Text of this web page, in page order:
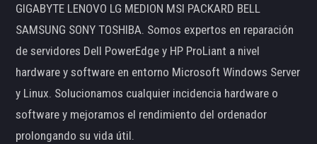
GIGABYTE LENOVO LG MEDION MSI PACKARD BELL
SAMSUNG SONY TOSHIBA. Somos expertos en reparación
de servidores Dell PowerEdge y HP ProLiant a nivel
hardware y software en entorno Microsoft Windows Server
y Linux. Solucionamos cualquier incidencia hardware o
software y mejoramos el rendimiento del ordenador
prolongando su vida útil.